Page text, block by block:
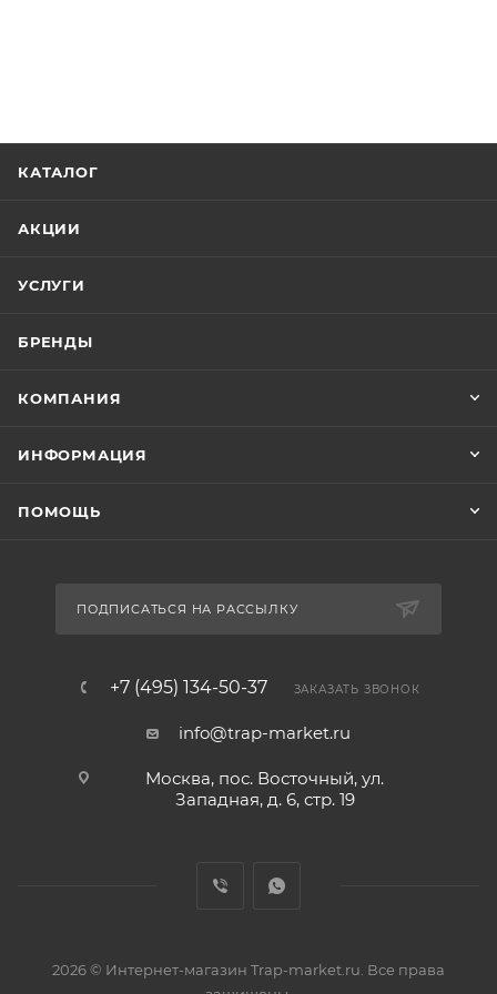
КАТАЛОГ
АКЦИИ
УСЛУГИ
БРЕНДЫ
КОМПАНИЯ
ИНФОРМАЦИЯ
ПОМОЩЬ
ПОДПИСАТЬСЯ НА РАССЫЛКУ
+7 (495) 134-50-37 ЗАКАЗАТЬ ЗВОНОК
info@trap-market.ru
Москва, пос. Восточный, ул.
Западная, д. 6, стр. 19
2026 © Интернет-магазин Trap-market.ru. Все права